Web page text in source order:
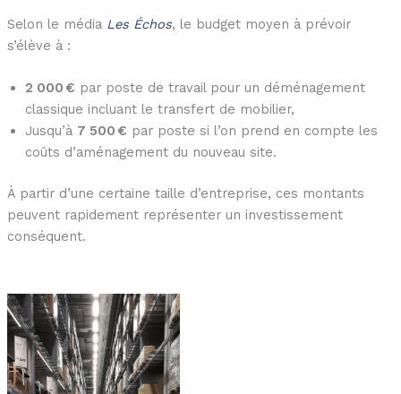
Selon le média Les Échos, le budget moyen à prévoir
s’élève à :
2 000 € par poste de travail pour un déménagement
classique incluant le transfert de mobilier,
Jusqu’à 7 500 € par poste si l’on prend en compte les
coûts d’aménagement du nouveau site.
À partir d’une certaine taille d’entreprise, ces montants
peuvent rapidement représenter un investissement
conséquent.